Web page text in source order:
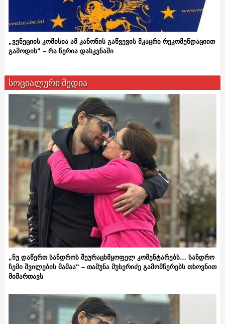
„ვენეციის კომისია ამ კანონის გაწვევის მკაცრი რეკომენდაციით
გამოდის“ – რა წერია დასკვნაში
სოციალური მედია
„ნუ დაწერთ სანდროს შეურაცხმყოფელ კომენტარებს… სანდრო
ჩემი შვილების მამაა“ – თამუნა მუსერიძე გამომწერებს თხოვნით
მიმართავს